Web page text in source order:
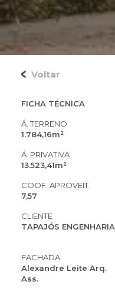
Voltar
FICHA TÉCNICA
Á. TERRENO
1.784,16m²
Á. PRIVATIVA
13.523,41m²
COOF. APROVEIT.
7,57
CLIENTE
TAPAJÓS ENGENHARIA
FACHADA
Alexandre Leite Arq.
Ass.